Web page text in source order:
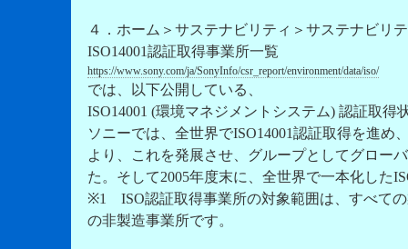
４．ホーム ＞ サステナビリティ ＞ サステナビリ
ISO14001認証取得事業所一覧
https://www.sony.com/ja/SonyInfo/csr_report/environment/data/iso/
では、以下公開している、
ISO14001 (環境マネジメントシステム) 認証取得
ソニーでは、全世界でISO14001認証取得を進め
より、これを発展させ、グループとしてグロー
た。そして2005年度末に、全世界で一本化した
※1 ISO認証取得事業所の対象範囲 は、 すべて
の非製造事業所です。